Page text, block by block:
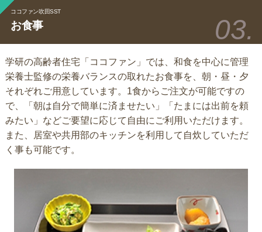
ココファン吹田SST
お食事
学研の高齢者住宅「ココファン」では、和食を中心に管理
栄養士監修の栄養バランスの取れたお食事を、朝・昼・夕
それぞれご用意しています。1食からご注文が可能ですの
で、「朝は自分で簡単に済ませたい」「たまには出前を頼
みたい」などご要望に応じて自由にご利用いただけます。
また、居室や共用部のキッチンを利用して自炊していただ
く事も可能です。